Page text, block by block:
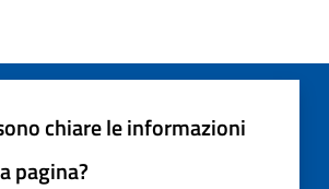
chiare le informazioni
pagina?